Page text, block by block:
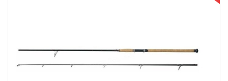
120-420g Hmotnost: 180g